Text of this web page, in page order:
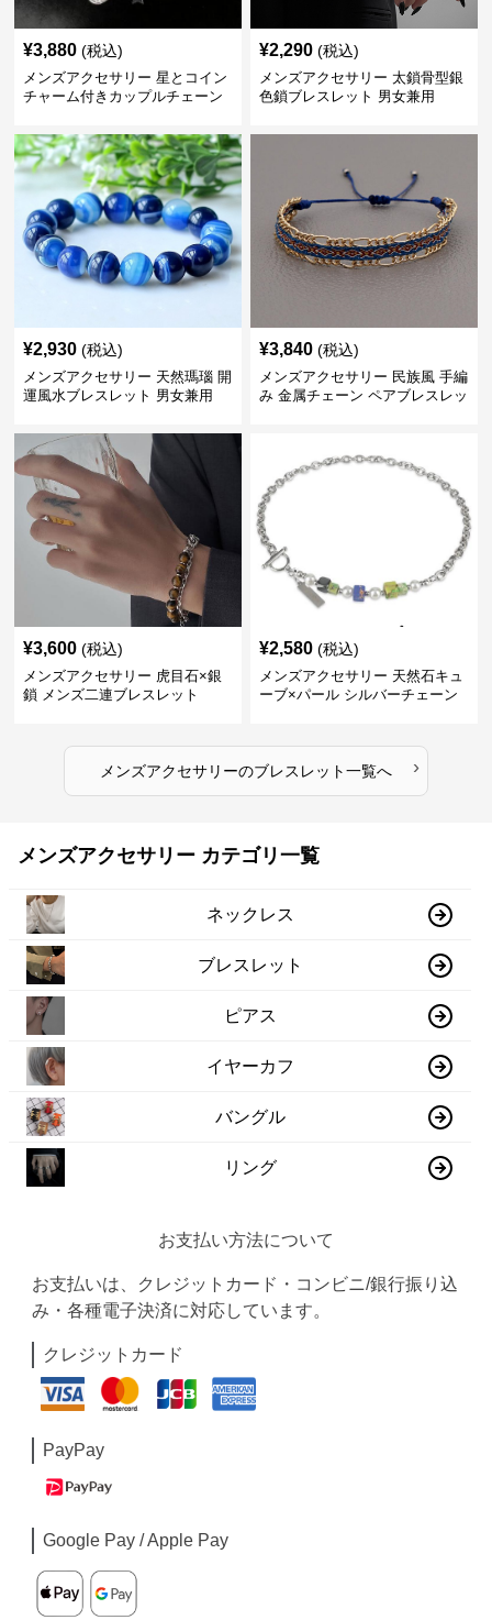
¥3,880 (税込)
メンズアクセサリー 星とコイン
チャーム付きカップルチェーン
¥2,290 (税込)
メンズアクセサリー 太鎖骨型銀
色鎖ブレスレット 男女兼用
¥2,930 (税込)
メンズアクセサリー 天然瑪瑙 開
運風水ブレスレット 男女兼用
¥3,840 (税込)
メンズアクセサリー 民族風 手編
み 金属チェーン ペアブレスレッ
¥3,600 (税込)
メンズアクセサリー 虎目石×銀
鎖 メンズ二連ブレスレット
¥2,580 (税込)
メンズアクセサリー 天然石キュ
ーブ×パール シルバーチェーン
メンズアクセサリーのブレスレット一覧へ ›
メンズアクセサリー カテゴリ一覧
ネックレス
ブレスレット
ピアス
イヤーカフ
バングル
リング
お支払い方法について
お支払いは、クレジットカード・コンビニ/銀行振り込
み・各種電子決済に対応しています。
クレジットカード
PayPay
Google Pay / Apple Pay